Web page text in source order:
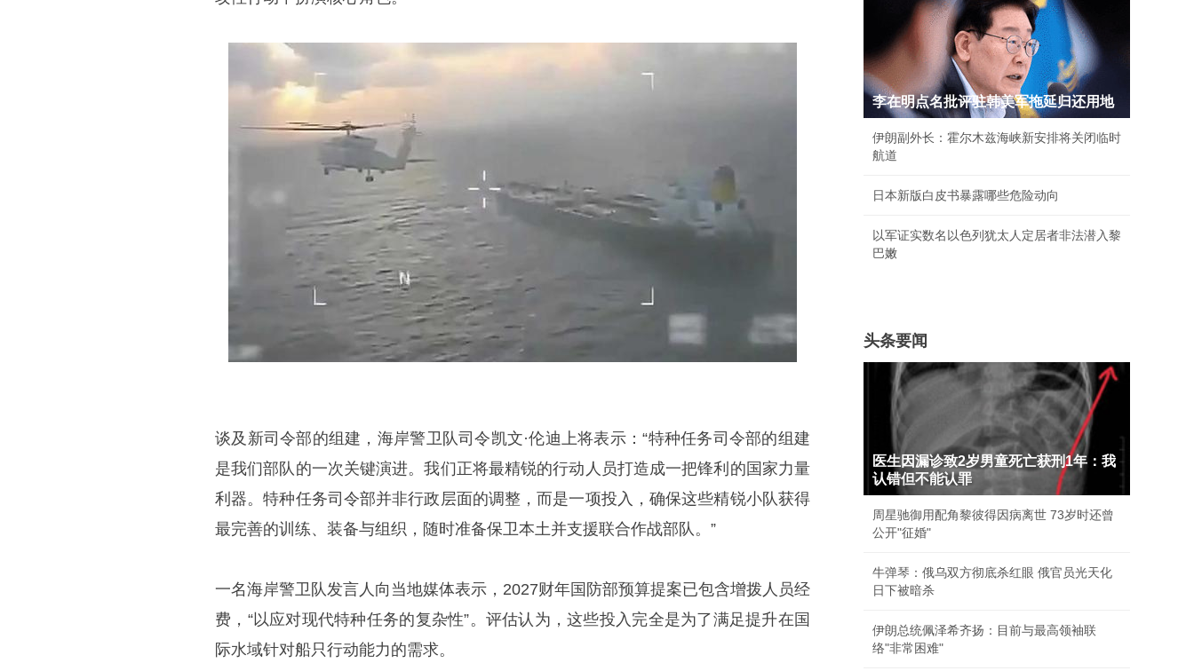
谈及新司令部的组建，海岸警卫队司令凯文·伦迪上将表示：“特种任务司令部的组建
是我们部队的一次关键演进。我们正将最精锐的行动人员打造成一把锋利的国家力量
利器。特种任务司令部并非行政层面的调整，而是一项投入，确保这些精锐小队获得
最完善的训练、装备与组织，随时准备保卫本土并支援联合作战部队。”
一名海岸警卫队发言人向当地媒体表示，2027财年国防部预算提案已包含增拨人员经
费，“以应对现代特种任务的复杂性”。评估认为，这些投入完全是为了满足提升在国
际水域针对船只行动能力的需求。
李在明点名批评驻韩美军拖延归还用地
伊朗副外长：霍尔木兹海峡新安排将关闭临时
航道
日本新版白皮书暴露哪些危险动向
以军证实数名以色列犹太人定居者非法潜入黎
巴嫩
头条要闻
医生因漏诊致2岁男童死亡获刑1年：我
认错但不能认罪
周星驰御用配角黎彼得因病离世 73岁时还曾
公开"征婚"
牛弹琴：俄乌双方彻底杀红眼 俄官员光天化
日下被暗杀
伊朗总统佩泽希齐扬：目前与最高领袖联
络"非常困难"